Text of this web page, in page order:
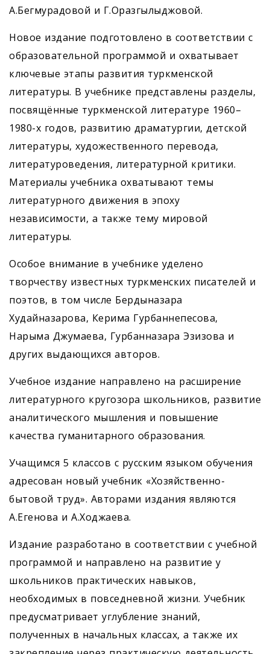
А.Бегмyрадовой и Г.Оразгылыджовой.
Новое издание подготовлено в соответствии с
образовательной программой и охватывает
ключевые этапы развития туркменской
литературы. В учебнике представлены разделы,
посвящённые туркменской литературе 1960–
1980-х годов, развитию драматургии, детской
литературы, художественного перевода,
литературоведения, литературной критики.
Материалы учебника охватывают темы
литературного движения в эпоху
независимости, а также тему мировой
литературы.
Особое внимание в учебнике уделено
творчеству известных туркменских писателей и
поэтов, в том числе Бердыназара
Худайназарова, Керима Гурбаннепесова,
Нарыма Джумаева, Гурбанназара Эзизова и
других выдающихся авторов.
Учебное издание направлено на расширение
литературного кругозора школьников, развитие
аналитического мышления и повышение
качества гуманитарного образования.
Учащимся 5 классов с русским языком обучения
адресован новый учебник «Хозяйственно-
бытовой труд». Авторами издания являются
А.Егенова и А.Ходжаева.
Издание разработано в соответствии с учебной
программой и направлено на развитие у
школьников практических навыков,
необходимых в повседневной жизни. Учебник
предусматривает углубление знаний,
полученных в начальных классах, а также их